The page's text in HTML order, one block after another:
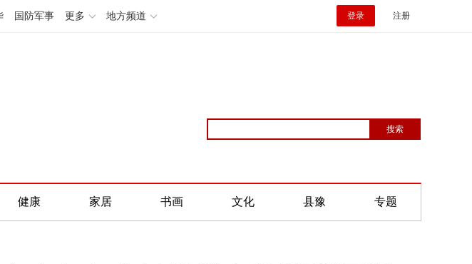
国防军事 更多 地方频道 登录 注册
健康 家居 书画 文化 县豫 专题